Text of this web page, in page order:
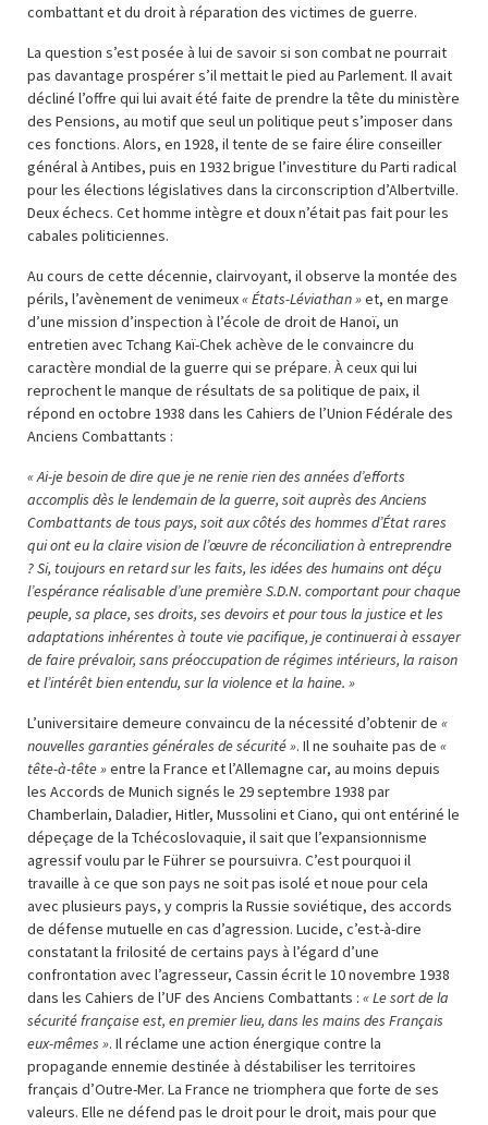
combattant et du droit à réparation des victimes de guerre.
La question s’est posée à lui de savoir si son combat ne pourrait
pas davantage prospérer s’il mettait le pied au Parlement. Il avait
décliné l’offre qui lui avait été faite de prendre la tête du ministère
des Pensions, au motif que seul un politique peut s’imposer dans
ces fonctions. Alors, en 1928, il tente de se faire élire conseiller
général à Antibes, puis en 1932 brigue l’investiture du Parti radical
pour les élections législatives dans la circonscription d’Albertville.
Deux échecs. Cet homme intègre et doux n’était pas fait pour les
cabales politiciennes.
Au cours de cette décennie, clairvoyant, il observe la montée des
périls, l’avènement de venimeux« États-Léviathan »et, en marge
d’une mission d’inspection à l’école de droit de Hanoï, un
entretien avec Tchang Kaï-Chek achève de le convaincre du
caractère mondial de la guerre qui se prépare. À ceux qui lui
reprochent le manque de résultats de sa politique de paix, il
répond en octobre 1938 dans les Cahiers de l’Union Fédérale des
Anciens Combattants :
« Ai-je besoin de dire que je ne renie rien des années d’efforts
accomplis dès le lendemain de la guerre, soit auprès des Anciens
Combattants de tous pays, soit aux côtés des hommes d’État rares
qui ont eu la claire vision de l’œuvre de réconciliation à entreprendre
? Si, toujours en retard sur les faits, les idées des humains ont déçu
l’espérance réalisable d’une première S.D.N. comportant pour chaque
peuple, sa place, ses droits, ses devoirs et pour tous la justice et les
adaptations inhérentes à toute vie pacifique, je continuerai à essayer
de faire prévaloir, sans préoccupation de régimes intérieurs, la raison
et l’intérêt bien entendu, sur la violence et la haine. »
L’universitaire demeure convaincu de la nécessité d’obtenir de «
nouvelles garanties générales de sécurité ». Il ne souhaite pas de «
tête-à-tête »entre la France et l’Allemagne car, au moins depuis
les Accords de Munich signés le 29 septembre 1938 par
Chamberlain, Daladier, Hitler, Mussolini et Ciano, qui ont entériné le
dépeçage de la Tchécoslovaquie, il sait que l’expansionnisme
agressif voulu par le Führer se poursuivra. C’est pourquoi il
travaille à ce que son pays ne soit pas isolé et noue pour cela
avec plusieurs pays, y compris la Russie soviétique, des accords
de défense mutuelle en cas d’agression. Lucide, c’est-à-dire
constatant la frilosité de certains pays à l’égard d’une
confrontation avec l’agresseur, Cassin écrit le 10 novembre 1938
dans les Cahiers de l’UF des Anciens Combattants : « Le sort de la
sécurité française est, en premier lieu, dans les mains des Français
eux-mêmes ». Il réclame une action énergique contre la
propagande ennemie destinée à déstabiliser les territoires
français d’Outre-Mer. La France ne triomphera que forte de ses
valeurs. Elle ne défend pas le droit pour le droit, mais pour que